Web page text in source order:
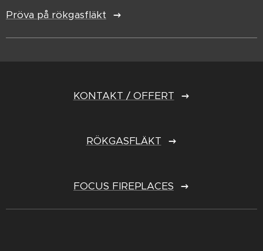
Pröva på rökgasfläkt
KONTAKT / OFFERT
RÖKGASFLÄKT
FOCUS FIREPLACES